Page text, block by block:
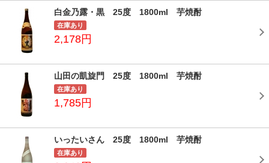
白金乃露・黒 25度 1800ml 芋焼酎
在庫あり
2,178円
山田の凱旋門 25度 1800ml 芋焼酎
在庫あり
1,785円
いったいさん 25度 1800ml 芋焼酎
在庫あり